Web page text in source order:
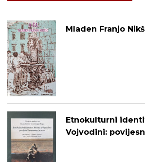
Mladen Franjo
Etnokulturni
Vojvodini: